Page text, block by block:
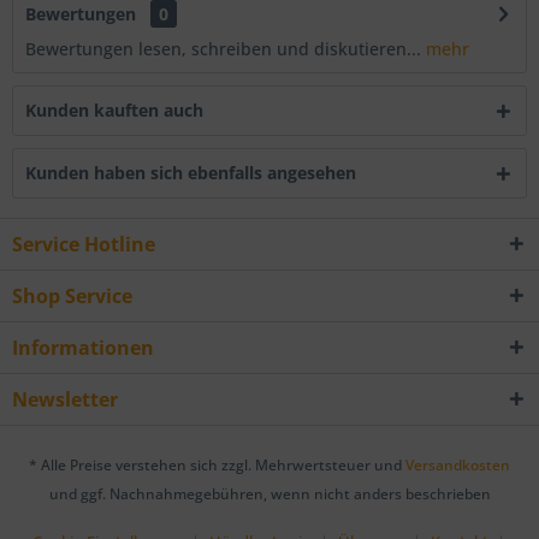
Bewertungen
0
Bewertungen lesen, schreiben und diskutieren... mehr
Kunden kauften auch
Kunden haben sich ebenfalls angesehen
Service Hotline
Shop Service
Informationen
Newsletter
* Alle Preise verstehen sich zzgl. Mehrwertsteuer und Versandkosten
und ggf. Nachnahmegebühren, wenn nicht anders beschrieben